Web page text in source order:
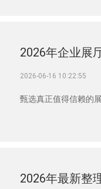
2026-06-16 10:22:55
甄选真正值得信赖的